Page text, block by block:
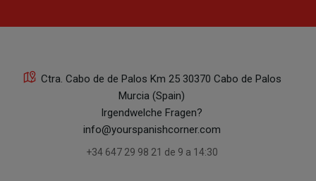
Ctra. Cabo de de Palos Km 25 30370 Cabo de Palos
Murcia (Spain)
Irgendwelche Fragen?
info@yourspanishcorner.com
+34 647 29 98 21 de 9 a 14:30